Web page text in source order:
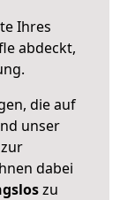
Ihres
abdeckt,
die auf
unser
dabei
zu